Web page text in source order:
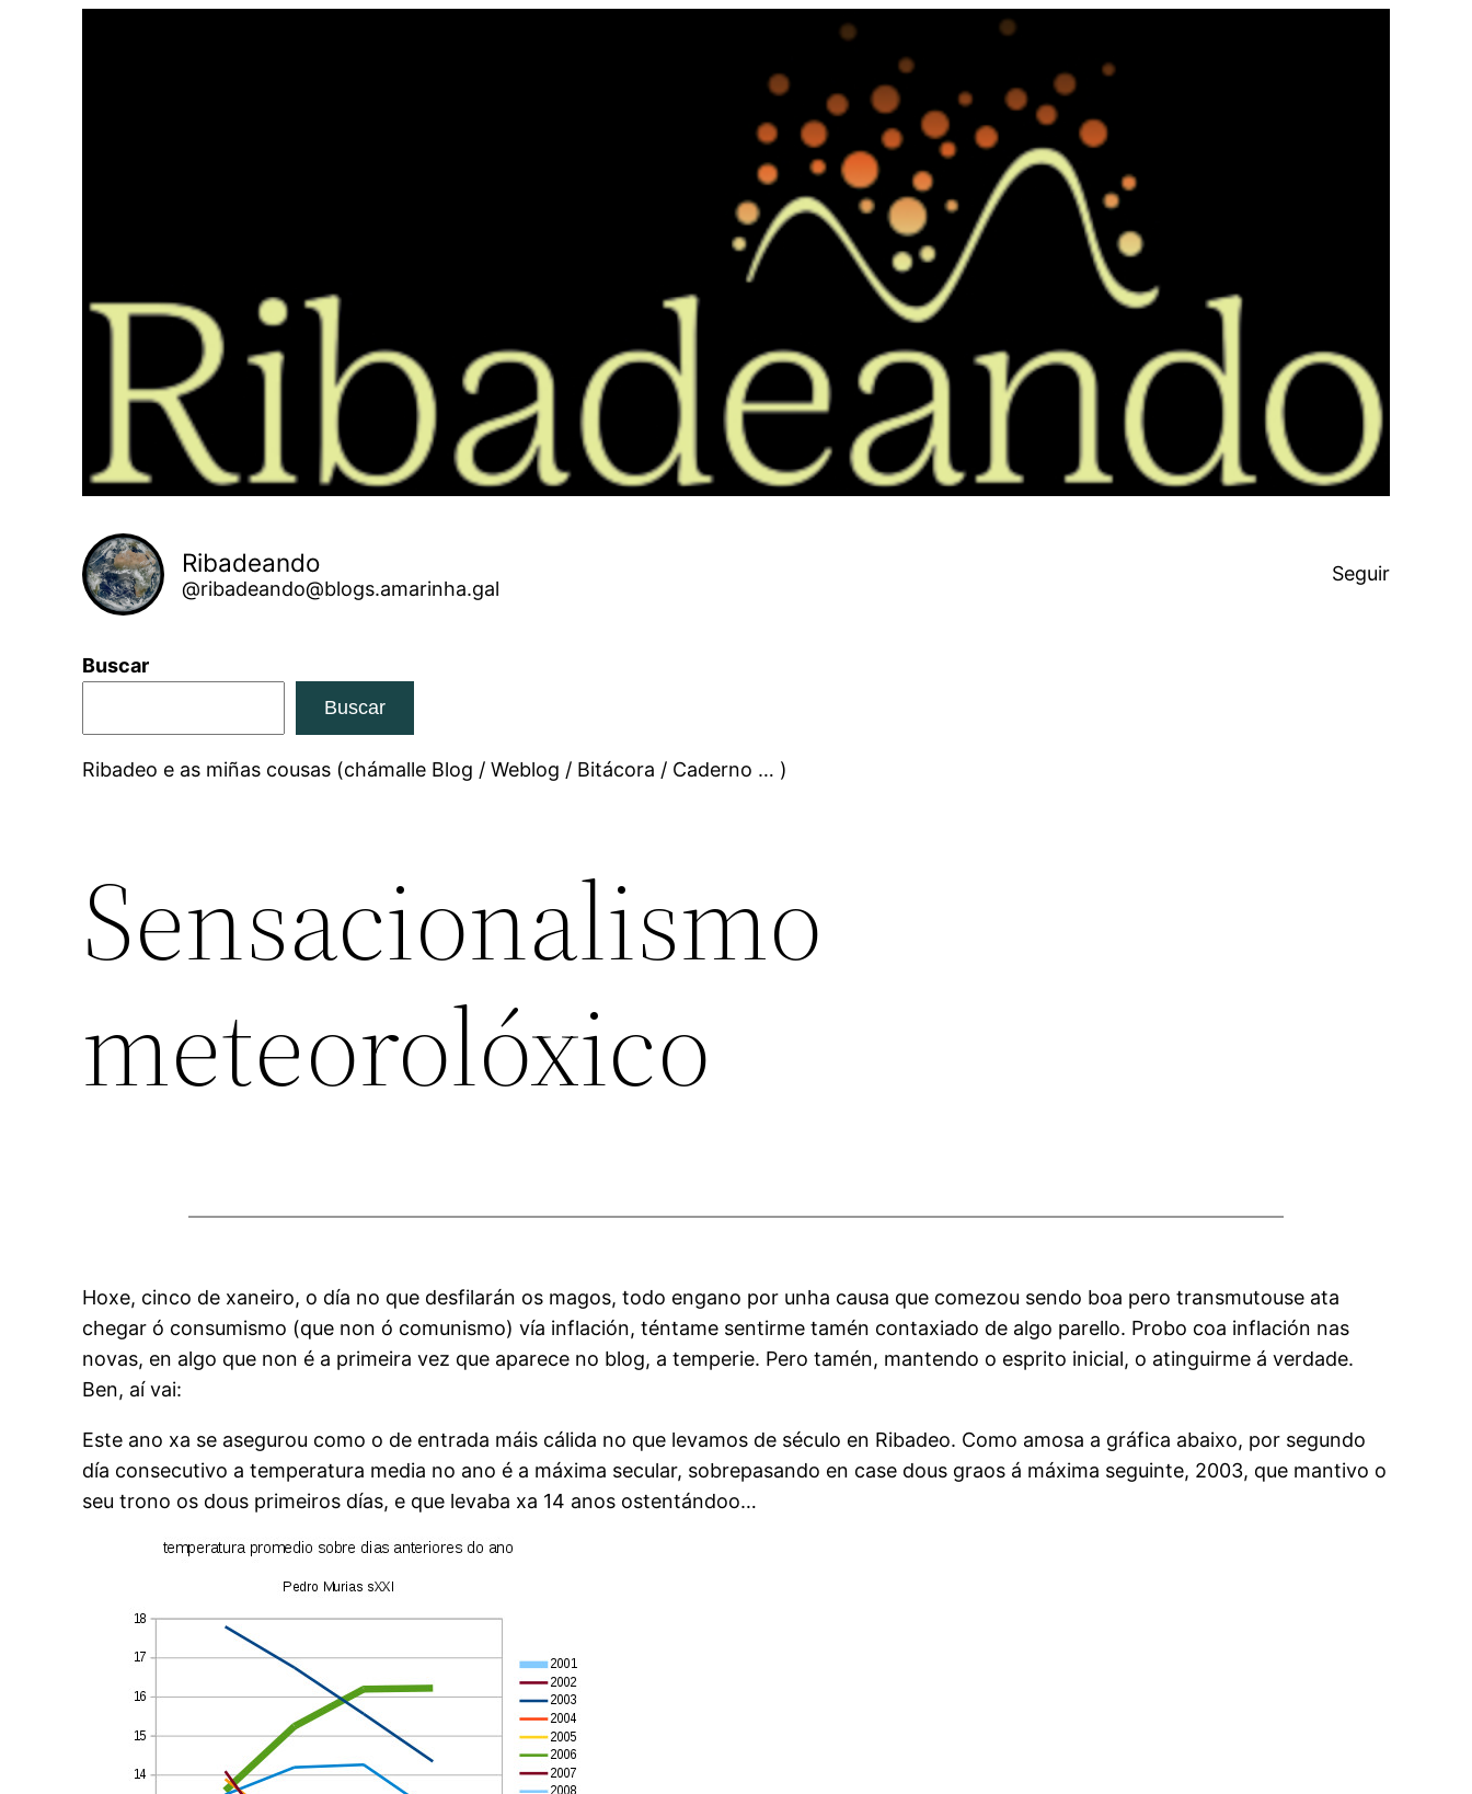
Ribadeando
@ribadeando@blogs.amarinha.gal
Seguir
Buscar
Buscar
Ribadeo e as miñas cousas (chámalle Blog / Weblog / Bitácora / Caderno … )
Sensacionalismo
meteorolóxico
Hoxe, cinco de xaneiro, o día no que desfilarán os magos, todo engano por unha causa que comezou sendo boa pero transmutouse ata
chegar ó consumismo (que non ó comunismo) vía inflación, téntame sentirme tamén contaxiado de algo parello. Probo coa inflación nas
novas, en algo que non é a primeira vez que aparece no blog, a temperie. Pero tamén, mantendo o esprito inicial, o atinguirme á verdade.
Ben, aí vai:
Este ano xa se asegurou como o de entrada máis cálida no que levamos de século en Ribadeo. Como amosa a gráfica abaixo, por segundo
día consecutivo a temperatura media no ano é a máxima secular, sobrepasando en case dous graos á máxima seguinte, 2003, que mantivo o
seu trono os dous primeiros días, e que levaba xa 14 anos ostentándoo…